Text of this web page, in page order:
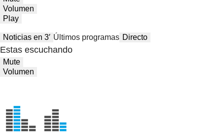
Volumen
Play
Noticias en 3′ Últimos programas Directo
Estas escuchando
Mute
Volumen